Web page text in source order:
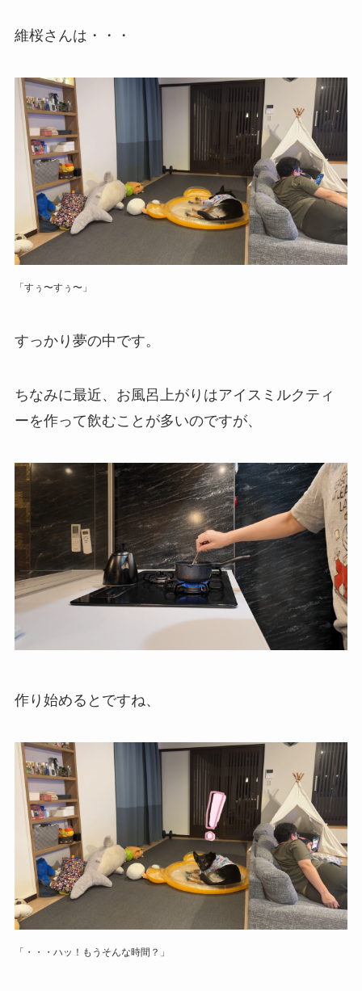
維桜さんは・・・
「すぅ〜すぅ〜」
すっかり夢の中です。
ちなみに最近、お風呂上がりはアイスミルクティ
ーを作って飲むことが多いのですが、
作り始めるとですね、
「・・・ハッ！もうそんな時間？ 」